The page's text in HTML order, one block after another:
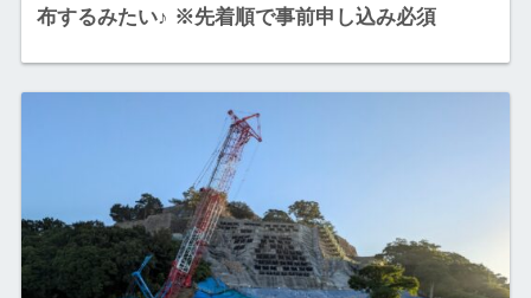
布するみたい♪ ※先着順で事前申し込み必須